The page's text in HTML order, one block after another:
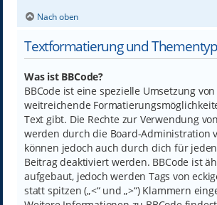
Nach oben
Textformatierung und
Was ist BBCode?
BBCode ist eine spezielle Umsetzung
weitreichende
Text gibt. Die Rechte zur Verwendung
werden durch die Board-Administration
können jedoch auch durch dich für
Beitrag deaktiviert werden. BBCode ist
aufgebaut, jedoch werden Tags von
statt spitzen („<“ und „>“) Klammern